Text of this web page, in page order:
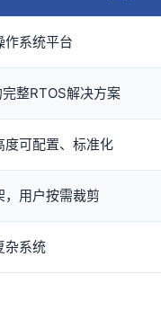
作系统平台
整RTOS解决方案
度可配置、标准化
，用户按需裁剪
杂系统